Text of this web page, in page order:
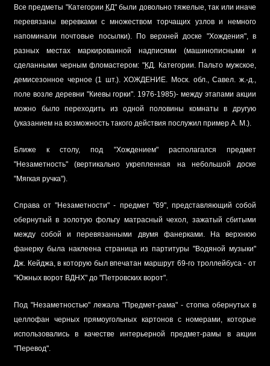
Все предметы "Категории КД" были довольно тяжелые, так или иначе
перевязаны веревками с множеством торчащих узлов и немного
напоминали почтовые посылки). По верхней доске "Хождения", в
разных местах маркированной надписями (машинописными и
сделанными черным фломастером: "КД. Категории. Пальто мужское,
демисезонное черное (1 шт.). ХОЖДЕНИЕ. Моск. обл., Савел. ж.-д.,
поле возле деревни "Киевы горки". 1976-1985)- между этапами акции
можно было переходить из одной половины комнаты в другую
(указанием на возможность такого действия послужил пример А. М.).
Ближе к столу, под "Хождением" располагался предмет
"Незаметность" (вертикально укрепленная на небольшой доске
"Мягкая ручка").
Справа от "Незаметности" - предмет "69", представляющий собой
обернутый в золотую фольгу матрасный чехол, зажатый сбитыми
между собой и перевязанными двумя фанерками. На верхнюю
фанерку была наклеена страница из партитуры "Водяной музыки"
Дж. Кейджа, в которую был впечатан маршрут 69-го троллейбуса - от
"Южных ворот ВДНХ" до "Петровских ворот".
Под "Незаметностью" лежала "Предмет-рама" - стопка обернутых в
целлофан черных прямоугольных картонов с номерами, которые
использовались в качестве интерьерной предмет-рамы в акции
"Перевод".